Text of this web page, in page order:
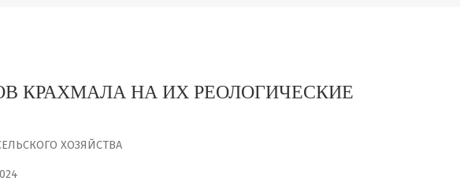
КРАХМАЛА НА ИХ РЕОЛОГИЧЕСКИЕ
ХОЗЯЙСТВА